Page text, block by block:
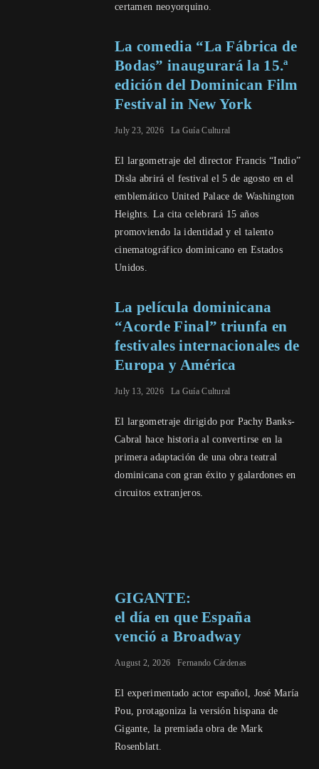
certamen neoyorquino.
La comedia “La Fábrica de
Bodas” inaugurará la 15.ª
edición del Dominican Film
Festival in New York
July 23, 2026 La Guía Cultural
El largometraje del director Francis “Indio”
Disla abrirá el festival el 5 de agosto en el
emblemático United Palace de Washington
Heights. La cita celebrará 15 años
promoviendo la identidad y el talento
cinematográfico dominicano en Estados
Unidos.
La película dominicana
“Acorde Final” triunfa en
festivales internacionales de
Europa y América
July 13, 2026 La Guía Cultural
El largometraje dirigido por Pachy Banks-
Cabral hace historia al convertirse en la
primera adaptación de una obra teatral
dominicana con gran éxito y galardones en
circuitos extranjeros.
GIGANTE:
el día en que España
venció a Broadway
August 2, 2026 Fernando Cárdenas
El experimentado actor español, José María
Pou, protagoniza la versión hispana de
Gigante, la premiada obra de Mark
Rosenblatt.